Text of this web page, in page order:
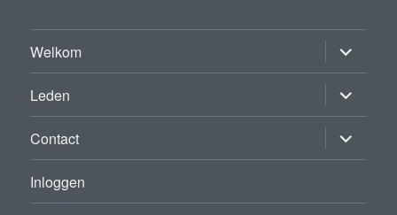
Welkom submenu
Leden
submenu
Contact
submenu
Inloggen